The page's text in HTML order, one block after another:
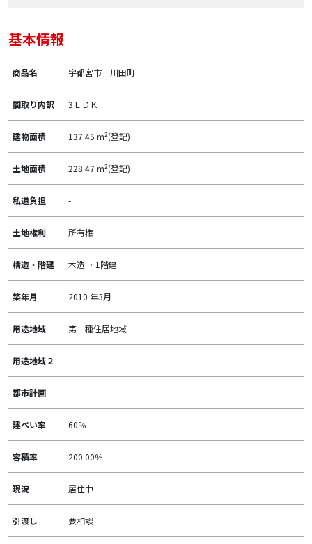
基本情報
商品名 宇都宮市 川田町
間取り内訳 3ＬＤＫ
建物面積 137.45 m²(登記)
土地面積 228.47 m²(登記)
私道負担 -
土地権利 所有権
構造・階建 木造 ・1階建
築年月 2010 年3月
用途地域 第一種住居地域
用途地域２
都市計画 -
建ぺい率 60％
容積率 200.00％
現況 居住中
引渡し 要相談